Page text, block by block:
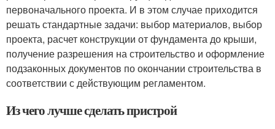
первоначального проекта. И в этом случае приходится
решать стандартные задачи: выбор материалов, выбор
проекта, расчет конструкции от фундамента до крыши,
получение разрешения на строительство и оформление
подзаконных документов по окончании строительства в
соответствии с действующим регламентом.
Из чего лучше сделать пристрой